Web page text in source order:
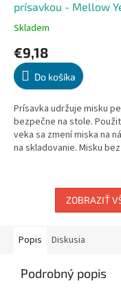
prísavkou - Mellow
Priemerné
produktu
je
5,0
5
hviezdičiek.
Skladem
€9,18
Do košíka
Prísavka udržuje misku
bezpečne na stole.
veka sa zmení miska na
na skladovanie. Misku
ZOBRAZIŤ
Popis Diskusia
Podrobný popis